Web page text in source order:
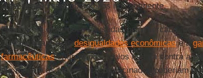
disseminado sem obstáculos no continente.
Eliminar as distorções causadas pelo mercado,
humanitária. Se as desigualdades econômicase a
farmacêuticascriarem obstáculos na luta contra a
até mesmo os países ricos e vacinados poderiam